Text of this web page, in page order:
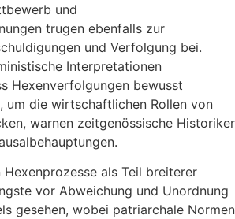
und
trugen ebenfalls zur
und Verfolgung bei.
Interpretationen
Hexenverfolgungen bewusst
um die wirtschaftlichen Rollen von
warnen zeitgenössische Historiker
als Teil breiterer
vor Abweichung und Unordnung
gesehen, wobei patriarchale Normen